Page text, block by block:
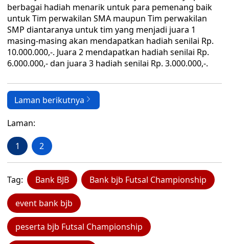
berbagai hadiah menarik untuk para pemenang baik
untuk Tim perwakilan SMA maupun Tim perwakilan
SMP diantaranya untuk tim yang menjadi juara 1
masing-masing akan mendapatkan hadiah senilai Rp.
10.000.000,-. Juara 2 mendapatkan hadiah senilai Rp.
6.000.000,- dan juara 3 hadiah senilai Rp. 3.000.000,-.
Laman berikutnya
Laman:
1 2
Tag: Bank BJB Bank bjb Futsal Championship
event bank bjb
peserta bjb Futsal Championship